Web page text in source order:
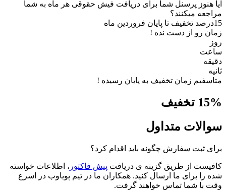
هنوز پرسنل شما برای دریافت فیش حقوقی هر ماه به شما
میکنند؟
تخفیف تا پایان فروردین ماه
رو از دست نده !
زمان تخفیف به پایان رسیده !
15
متداول
ثبت سفارش چگونه باید اقدام کرد؟
از طریق گزینه ی دریافتپیش فاکتور، اطلاعات خواسته
برای ما ارسال کنید. همکاران ما در تیم پویاوب در اسرع
با شما تماس خواهند گرفت.